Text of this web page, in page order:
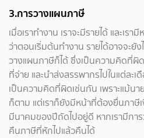
3.การวางแผนภาษี
เมื่อเราทำงาน เราจะมีรายได้ และเ
ว่าตอนเริ่มต้นทำงาน รายได้อาจจะยั
วางแผนภาษีก็ได้ ซึ่งเป็นความคิดที่
ที่จ่าย และนำส่งสรรพากรไปในแต่ละ
เป็นความคิดที่ผิดเช่นกัน เพราะแม้น
ก็ตาม แต่เราก็ยังมีหน้าที่ต้องยื่นภาษี
มีนาคมของปีถัดไปอยู่ดี หากเรามีกา
คืนภาษีที่หักไปแล้วคืนได้